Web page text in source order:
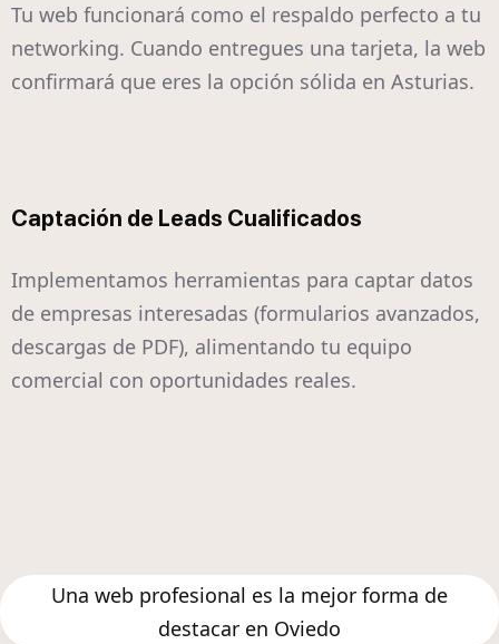
Tu web funcionará como el respaldo perfecto a tu
networking. Cuando entregues una tarjeta, la web
confirmará que eres la opción sólida en Asturias.
Captación de Leads Cualificados
Implementamos herramientas para captar datos
de empresas interesadas (formularios avanzados,
descargas de PDF), alimentando tu equipo
comercial con oportunidades reales.
Una web profesional es la mejor forma de
destacar en Oviedo